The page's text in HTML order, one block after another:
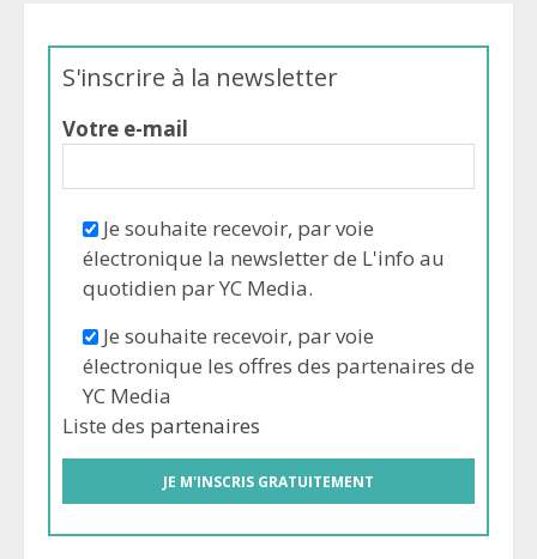
S'inscrire à la newsletter
Votre e-mail
Je souhaite recevoir, par voie
électronique la newsletter de L'info au
quotidien par YC Media.
Je souhaite recevoir, par voie
électronique les offres des partenaires de
YC Media
Liste des partenaires